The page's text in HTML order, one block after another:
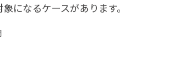
になるケースがあります。